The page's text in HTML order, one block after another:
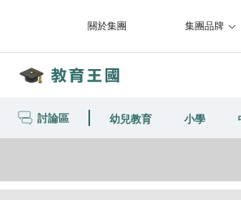
關於集團 集團品牌
討論區 幼兒教育 小學